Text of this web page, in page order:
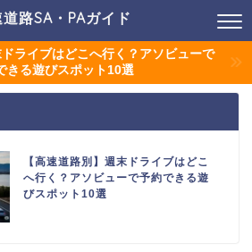
路SA・PAガイド
ドライブはどこへ行く？アソビューで
きる遊びスポット10選
【高速道路別】週末ドライブはどこ
へ行く？アソビューで予約できる遊
びスポット10選